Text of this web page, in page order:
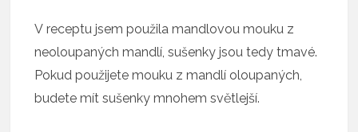
V receptu jsem použila mandlovou mouku z
neoloupaných mandlí, sušenky jsou tedy tmavé.
Pokud použijete mouku z mandlí oloupaných,
budete mít sušenky mnohem světlejší.